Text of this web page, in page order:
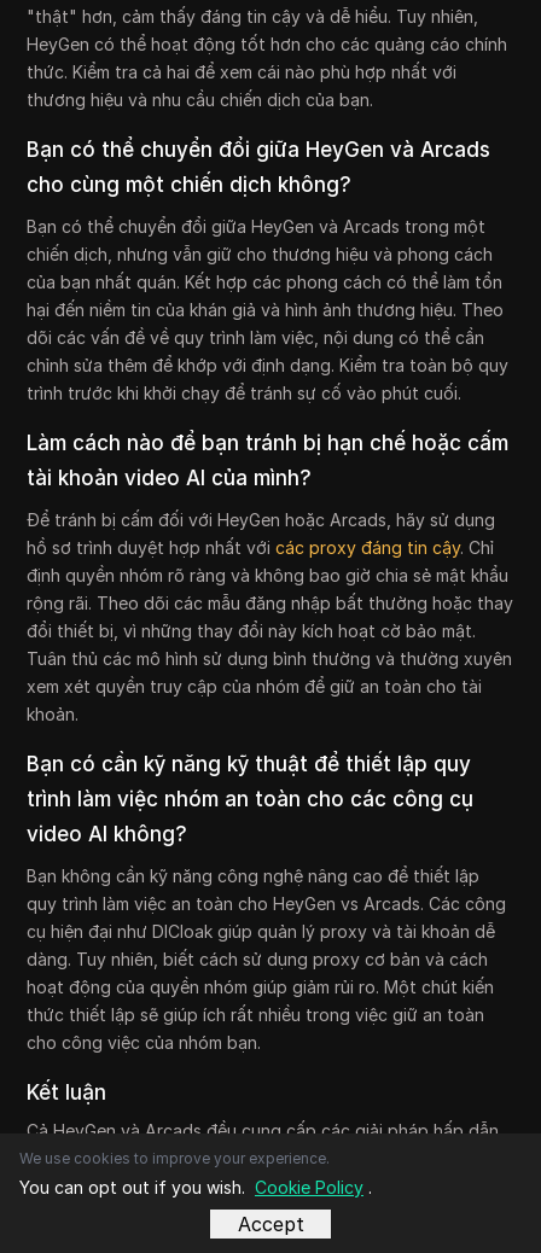
"thật" hơn, cảm thấy đáng tin cậy và dễ hiểu. Tuy nhiên,
HeyGen có thể hoạt động tốt hơn cho các quảng cáo chính
thức. Kiểm tra cả hai để xem cái nào phù hợp nhất với
thương hiệu và nhu cầu chiến dịch của bạn.
Bạn có thể chuyển đổi giữa HeyGen và Arcads
cho cùng một chiến dịch không?
Bạn có thể chuyển đổi giữa HeyGen và Arcads trong một
chiến dịch, nhưng vẫn giữ cho thương hiệu và phong cách
của bạn nhất quán. Kết hợp các phong cách có thể làm tổn
hại đến niềm tin của khán giả và hình ảnh thương hiệu. Theo
dõi các vấn đề về quy trình làm việc, nội dung có thể cần
chỉnh sửa thêm để khớp với định dạng. Kiểm tra toàn bộ quy
trình trước khi khởi chạy để tránh sự cố vào phút cuối.
Làm cách nào để bạn tránh bị hạn chế hoặc cấm
tài khoản video AI của mình?
Để tránh bị cấm đối với HeyGen hoặc Arcads, hãy sử dụng
hồ sơ trình duyệt hợp nhất vớicác proxy đáng tin cậy. Chỉ
định quyền nhóm rõ ràng và không bao giờ chia sẻ mật khẩu
rộng rãi. Theo dõi các mẫu đăng nhập bất thường hoặc thay
đổi thiết bị, vì những thay đổi này kích hoạt cờ bảo mật.
Tuân thủ các mô hình sử dụng bình thường và thường xuyên
xem xét quyền truy cập của nhóm để giữ an toàn cho tài
khoản.
Bạn có cần kỹ năng kỹ thuật để thiết lập quy
trình làm việc nhóm an toàn cho các công cụ
video AI không?
Bạn không cần kỹ năng công nghệ nâng cao để thiết lập
quy trình làm việc an toàn cho HeyGen vs Arcads. Các công
cụ hiện đại như DICloak giúp quản lý proxy và tài khoản dễ
dàng. Tuy nhiên, biết cách sử dụng proxy cơ bản và cách
hoạt động của quyền nhóm giúp giảm rủi ro. Một chút kiến
thức thiết lập sẽ giúp ích rất nhiều trong việc giữ an toàn
cho công việc của nhóm bạn.
Kết luận
Cả HeyGen và Arcads đều cung cấp các giải pháp hấp dẫn
để tạo nội dung dựa trên AI, nhưng mỗi giải pháp phục vụ
cho các nhu cầu và quy trình làm việc hơi khác nhau. Hiểu
được các tính năng và hiệu suất độc đáo của chúng có thể
giúp người dùng chọn nền tảng phù hợp nhất với mục tiêu
We use cookies to improve your experience.
You can opt out if you wish. Cookie Policy .
Accept